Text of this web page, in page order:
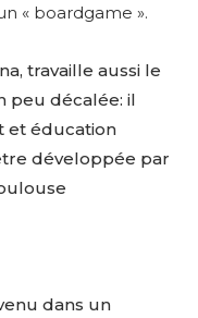
« boardgame ».
travaille aussi le
peu décalée: il
et éducation
développée par
dans un